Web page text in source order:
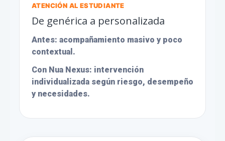
ATENCIÓN AL ESTUDIANTE
De genérica a personalizada
Antes: acompañamiento masivo y poco
contextual.
Con Nua Nexus: intervención
individualizada según riesgo, desempeño
y necesidades.